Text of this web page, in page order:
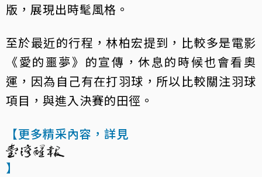
版，展現出時髦風格。
至於最近的行程，林柏宏提到，比較多是電影
《愛的噩夢》的宣傳，休息的時候也會看奧
運，因為自己有在打羽球，所以比較關注羽球
項目，與進入決賽的田徑。
【更多精采內容，詳見
】